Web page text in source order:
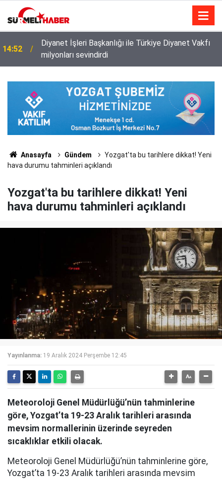
14:52
Diyanet İşleri Başkanlığı ile Türkiye Diyanet Vakfı
milyonları sevindirdi
Anasayfa Gündem
Yozgat'ta bu tarihlere dikkat! Yeni
hava durumu tahminleri açıklandı
Yozgat'ta bu tarihlere dikkat! Yeni
hava durumu tahminleri açıklandı
Yayınlanma: 19 Aralık 2024 Perşembe 12:45
Meteoroloji Genel Müdürlüğü’nün tahminlerine
göre, Yozgat’ta 19-23 Aralık tarihleri arasında
mevsim normallerinin üzerinde seyreden
sıcaklıklar etkili olacak.
Meteoroloji Genel Müdürlüğü’nün tahminlerine göre,
Yozgat’ta 19-23 Aralık tarihleri arasında mevsim